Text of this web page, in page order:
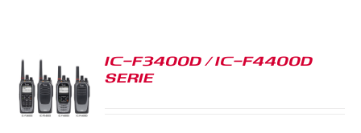
IC-F3400D / IC-F4400D
SERIE